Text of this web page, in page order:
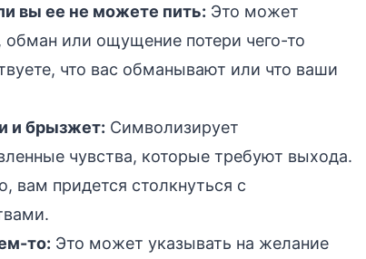
вы ее не можете пить: Это может
обман или ощущение потери чего-то
что вас обманывают или что ваши
и брызжет: Символизирует
чувства, которые требуют выхода.
вам придется столкнуться с
то: Это может указывать на желание